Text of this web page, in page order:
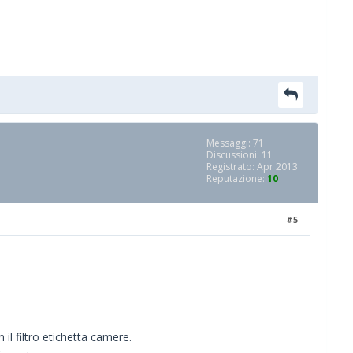
Messaggi: 71
Discussioni: 11
Registrato: Apr 2013
Reputazione: 10
#5
il filtro etichetta camere.